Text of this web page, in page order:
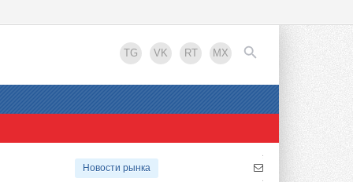
TG VK RT MX
EN
Новости рынка